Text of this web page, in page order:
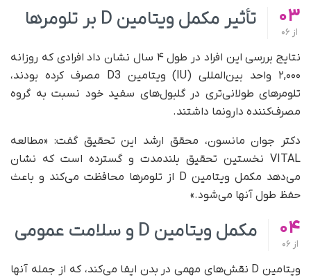
03
از
تأثیر مکمل ویتامین D بر تلومرها
نتایج بررسی این افراد در طول ۴ سال نشان داد افرادی که روزانه
۲,۰۰۰ واحد بین‌المللی (IU) ویتامین D3 مصرف کرده بودند،
تلومرهای طولانی‌تری در گلبول‌های سفید خود نسبت به گروه
مصرف‌کننده دارونما داشتند.
دکتر جوان مانسون، محقق ارشد این تحقیق گفت: «مطالعه
VITAL نخستین تحقیق بلندمدت و گسترده است که نشان
می‌دهد مکمل ویتامین D از تلومرها محافظت می‌کند و باعث
حفظ طول آنها می‌شود.»
04
از
مکمل ویتامین D و سلامت عمومی
ویتامین D نقش‌های مهمی در بدن ایفا می‌کند، که از جمله آنها